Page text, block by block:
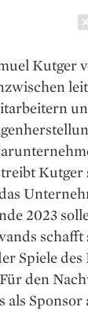
Kutger
Kutger
2023
Spiele
den
als Sponsor